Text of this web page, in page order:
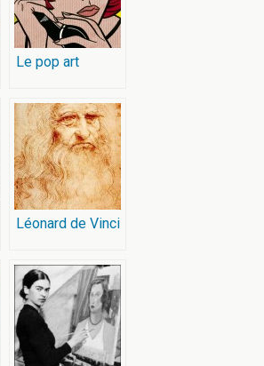
Le pop art
Léonard de Vinci